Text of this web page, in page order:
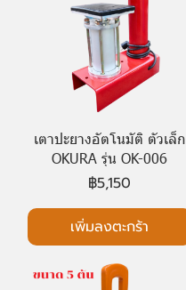
เตาปะยางอัตโนมัติ ตัวเล็ก
OKURA รุ่น OK-006
฿5,150
เพิ่มลงตะกร้า